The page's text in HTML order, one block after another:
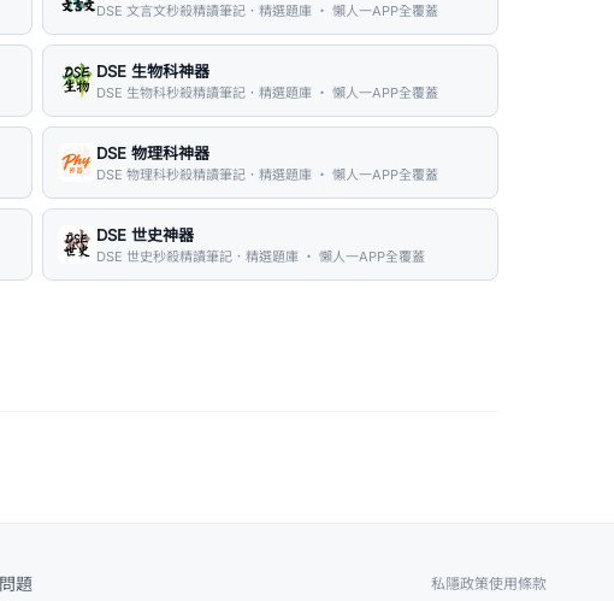
DSE 文言文秒殺精讀筆記．精選題庫 ・ 懶人一APP全覆蓋
DSE 生物科神器
DSE 生物科秒殺精讀筆記．精選題庫 ・ 懶人一APP全覆蓋
DSE 物理科神器
DSE 物理科秒殺精讀筆記．精選題庫 ・ 懶人一APP全覆蓋
DSE 世史神器
DSE 世史秒殺精讀筆記．精選題庫 ・ 懶人一APP全覆蓋
題 私隱政策使用條款